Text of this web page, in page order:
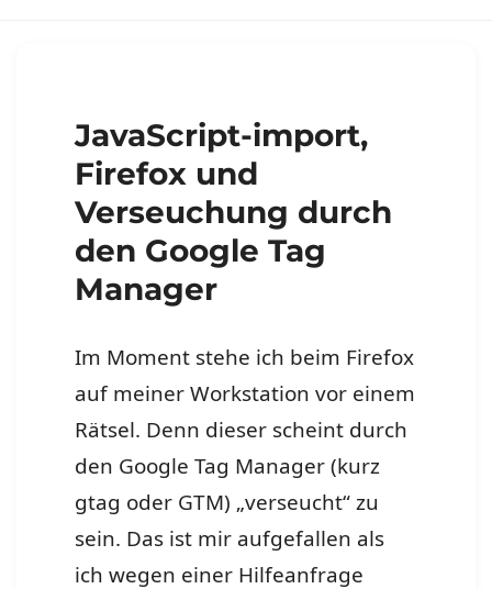
JavaScript-import,
Firefox und
Verseuchung durch
den Google Tag
Manager
Im Moment stehe ich beim Firefox
auf meiner Workstation vor einem
Rätsel. Denn dieser scheint durch
den Google Tag Manager (kurz
gtag oder GTM) „verseucht“ zu
sein. Das ist mir aufgefallen als
ich wegen einer Hilfeanfrage